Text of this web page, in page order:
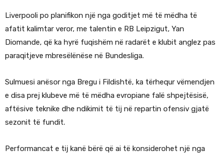
Liverpooli po planifikon një nga goditjet më të mëdha të
afatit kalimtar veror, me talentin e RB Leipzigut, Yan
Diomande, që ka hyrë fuqishëm në radarët e klubit anglez pas
paraqitjeve mbresëlënëse në Bundesliga.
Sulmuesi anësor nga Bregu i Fildishtë, ka tërhequr vëmendjen
e disa prej klubeve më të mëdha evropiane falë shpejtësisë,
aftësive teknike dhe ndikimit të tij në repartin ofensiv gjatë
sezonit të fundit.
Performancat e tij kanë bërë që ai të konsiderohet një nga